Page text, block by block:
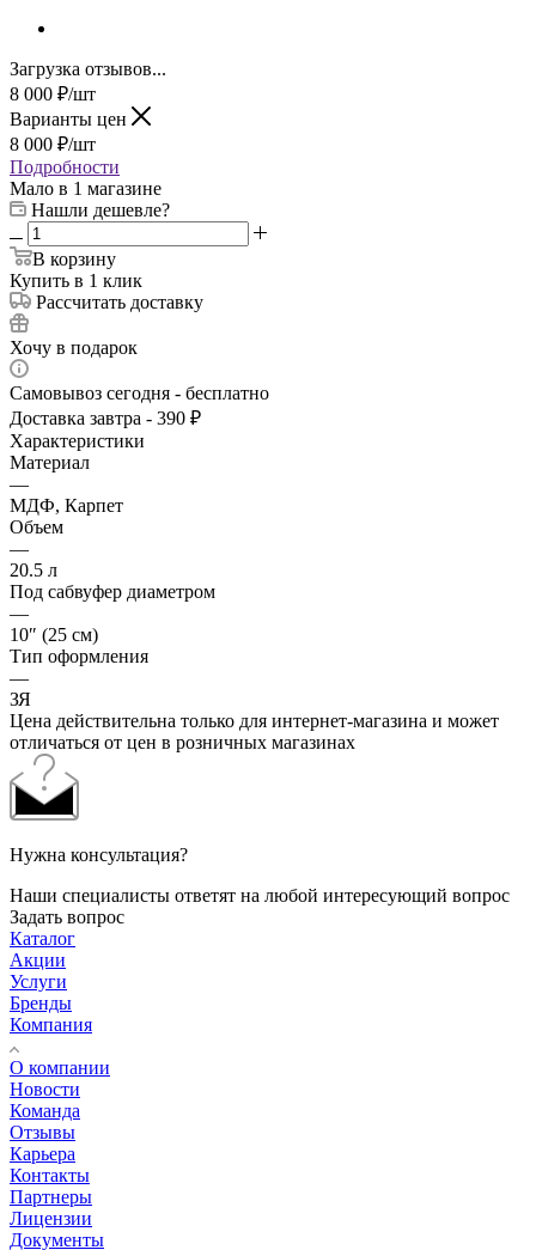
Загрузка отзывов...
8 000 ₽/шт
Варианты цен
8 000 ₽/шт
Подробности
Мало в 1 магазине
Нашли дешевле?
В корзину
Купить в 1 клик
Рассчитать доставку
Хочу в подарок
Самовывоз сегодня - бесплатно
Доставка завтра - 390 ₽
Характеристики
Материал
—
МДФ, Карпет
Объем
—
20.5 л
Под сабвуфер диаметром
—
10″ (25 см)
Тип оформления
—
ЗЯ
Цена действительна только для интернет-магазина и может
отличаться от цен в розничных магазинах
Нужна консультация?
Наши специалисты ответят на любой интересующий вопрос
Задать вопрос
Каталог
Акции
Услуги
Бренды
Компания
О компании
Новости
Команда
Отзывы
Карьера
Контакты
Партнеры
Лицензии
Документы